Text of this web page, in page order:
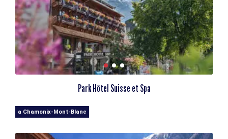
Park Hôtel Suisse et Spa
a Chamonix-Mont-Blanc